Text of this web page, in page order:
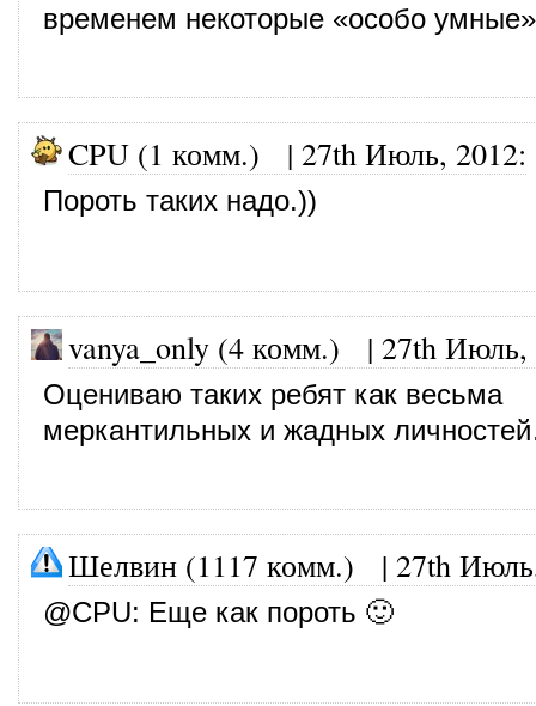
временем некоторые «особо
CPU (1 комм.) | 27th Июль, 2012:
Пороть таких надо.))
vanya_only (4 комм.) | 27th Июль,
Оцениваю таких ребят как весьма
меркантильных и жадных
Шелвин (1117 комм.) | 27th
@CPU: Еще как пороть 🙂